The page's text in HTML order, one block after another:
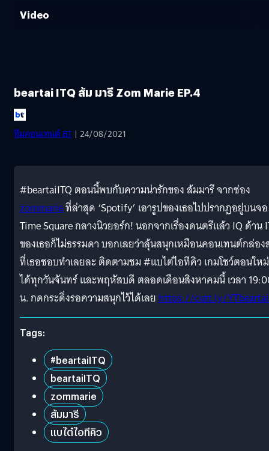
Video
beartai ITQ ส้ม มารี Zom Marie EP.4
ทีมคอนเทนต์ BT | 24/08/2021
#beartaiITQ ตอนนี้พบกับความน่ารักของ ส้มมารี จากช่อง
zommarieที่ล่าสุด ‘Spotify’ เอารูปของเธอไปปรากฏอยู่บนจอ
Time Square กลางนิวยอร์ก! นอกจากเรื่องดนตรีแล้ว IQ ด้าน
ของเธอก็ไม่ธรรมดา บอกเลยว่าลุ้นสนุกเหมือนคอนเทนต์กล่อ
ที่เธอชอบทำเลยละ ติดตามชม #แบไต๋ไอทีคิว เกมโชว์ตอนใหม่
ได้ทุกวันจันทร์ และพฤหัสบดี ตลอดเดือนสิงหาคมนี้ เวลา
น. กดกระดิ่งรอความสนุกไว้ได้เลยhttps://cutt.ly/YTbeartai
Tags:
#beartaiITQ
beartaiITQ
zommarie
ส้มมารี
แบไต๋ไอทีคิว